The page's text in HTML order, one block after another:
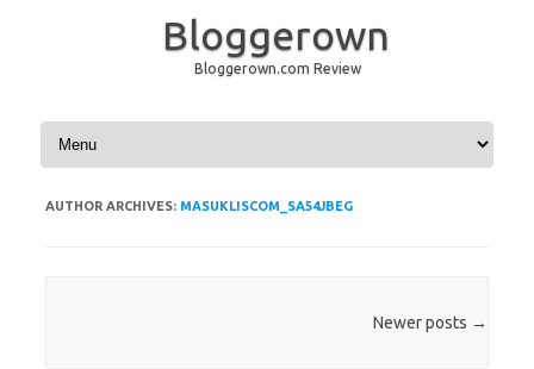
Bloggerown
Bloggerown.com Review
Skip to content
AUTHOR ARCHIVES: MASUKLISCOM_SA54JBEG
Newer posts →